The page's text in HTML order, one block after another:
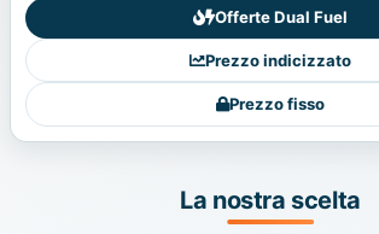
Offerte Dual Fuel
Prezzo indicizzato
Prezzo fisso
La nostra scelta